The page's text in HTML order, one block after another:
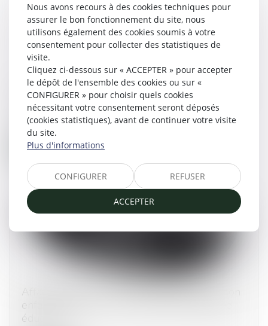
Lutte contre les violences faites aux femmes :
des financements à renforcer selon le Sénat
18/07/2025
Lire la suite
Affaire Bétharram : comment réagir quand son
enfant se confie sur des violences de l’équipe
éducative ?
Nous avons recours à des cookies techniques pour
assurer le bon fonctionnement du site, nous
utilisons également des cookies soumis à votre
consentement pour collecter des statistiques de
visite.
Cliquez ci-dessous sur « ACCEPTER » pour accepter
le dépôt de l'ensemble des cookies ou sur «
CONFIGURER » pour choisir quels cookies
nécessitant votre consentement seront déposés
(cookies statistiques), avant de continuer votre visite
du site.
Plus d'informations
CONFIGURER REFUSER
ACCEPTER